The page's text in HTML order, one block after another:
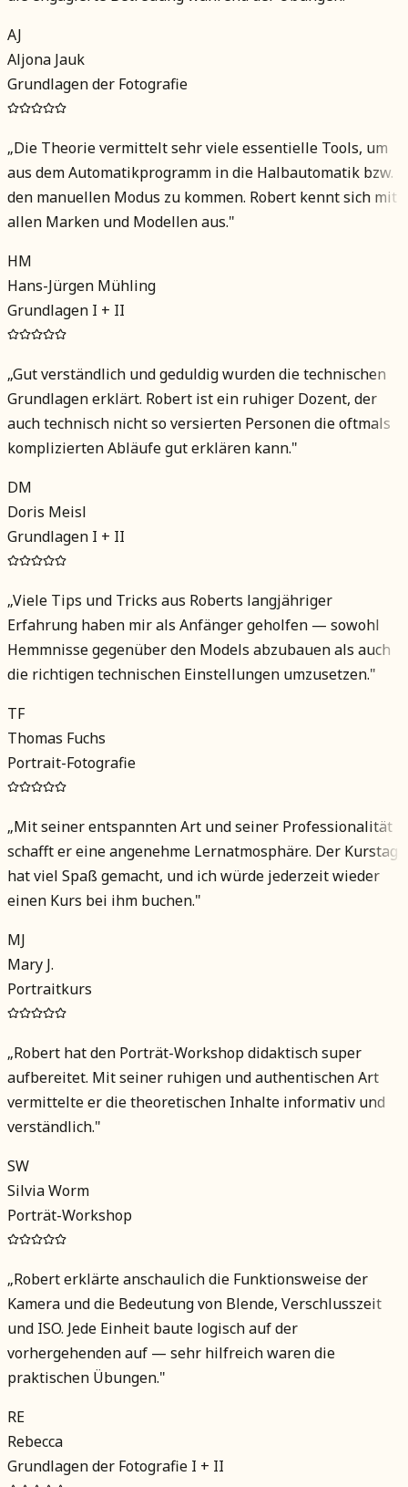
AJ
Aljona Jauk
Grundlagen der Fotografie
„Die Theorie vermittelt sehr viele essentielle Tools, um
aus dem Automatikprogramm in die Halbautomatik bzw.
den manuellen Modus zu kommen. Robert kennt sich mit
allen Marken und Modellen aus."
HM
Hans-Jürgen Mühling
Grundlagen I + II
„Gut verständlich und geduldig wurden die technischen
Grundlagen erklärt. Robert ist ein ruhiger Dozent, der
auch technisch nicht so versierten Personen die oftmals
komplizierten Abläufe gut erklären kann."
DM
Doris Meisl
Grundlagen I + II
„Viele Tips und Tricks aus Roberts langjähriger
Erfahrung haben mir als Anfänger geholfen — sowohl
Hemmnisse gegenüber den Models abzubauen als auch
die richtigen technischen Einstellungen umzusetzen."
TF
Thomas Fuchs
Portrait-Fotografie
„Mit seiner entspannten Art und seiner Professionalität
schafft er eine angenehme Lernatmosphäre. Der Kurstag
hat viel Spaß gemacht, und ich würde jederzeit wieder
einen Kurs bei ihm buchen."
MJ
Mary J.
Portraitkurs
„Robert hat den Porträt-Workshop didaktisch super
aufbereitet. Mit seiner ruhigen und authentischen Art
vermittelte er die theoretischen Inhalte informativ und
verständlich."
SW
Silvia Worm
Porträt-Workshop
„Robert erklärte anschaulich die Funktionsweise der
Kamera und die Bedeutung von Blende, Verschlusszeit
und ISO. Jede Einheit baute logisch auf der
vorhergehenden auf — sehr hilfreich waren die
praktischen Übungen."
RE
Rebecca
Grundlagen der Fotografie I + II